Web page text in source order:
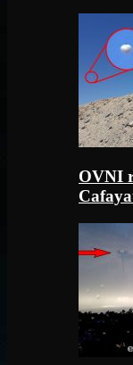
OVNI